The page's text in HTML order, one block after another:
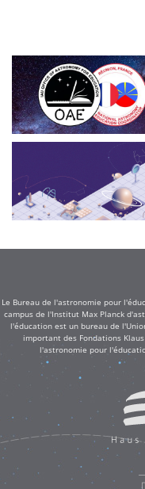
Le Bureau de l'astronomie pour
campus de l'Institut Max Planck
l'éducation est un bureau de
important des Fondations
l'astronomie pour